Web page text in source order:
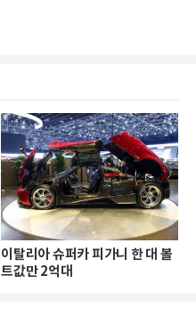
이탈리아 슈퍼카 피가니 한 대 볼
트값만 2억대